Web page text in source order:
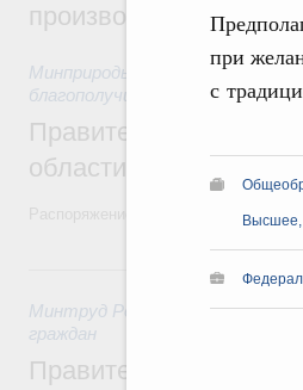
при
с
Высшее,
производительности
Минприроды России 5 августа
благополучие»
Правительство
области в рамках
Распоряжение от 3 августа 2026
Минтруд России 31 июля 2026,
граждан
Правительство